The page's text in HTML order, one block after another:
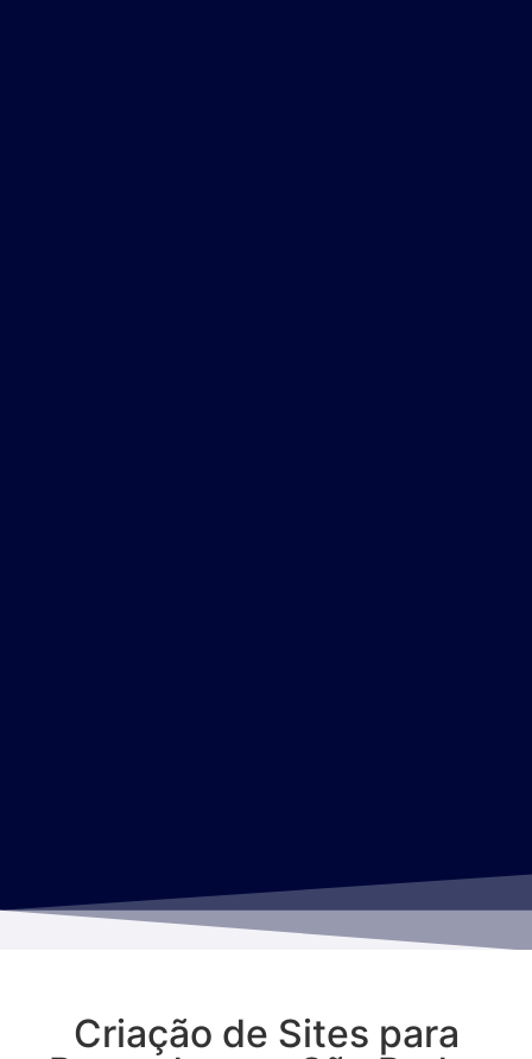
Criação de Sites para